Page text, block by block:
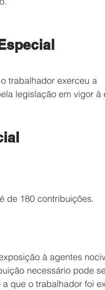
trabalhador exerceu a
legislação em vigor à
de 180 contribuições.
à agentes
necessário pode
que o trabalhador foi